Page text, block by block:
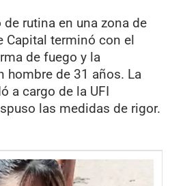
rutina en una zona de
Capital terminó con el
de fuego y la
hombre de 31 años. La
a cargo de la UFI
las medidas de rigor.